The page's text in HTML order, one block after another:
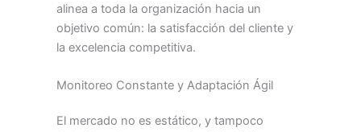
alinea a toda la organización hacia un
objetivo común: la satisfacción del cliente y
la excelencia competitiva.
Monitoreo Constante y Adaptación Ágil
El mercado no es estático, y tampoco